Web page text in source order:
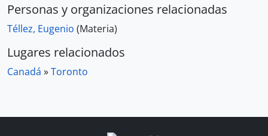
Personas y organizaciones relacionadas
Téllez, Eugenio (Materia)
Lugares relacionados
Canadá »Toronto